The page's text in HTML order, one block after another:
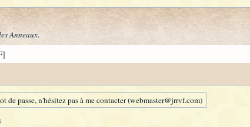
Anneaux.
passe, n'hésitez pas à me contacter (webmaster@jrrvf.com)